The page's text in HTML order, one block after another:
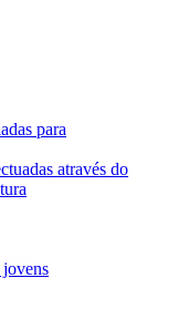
para
através do
jovens